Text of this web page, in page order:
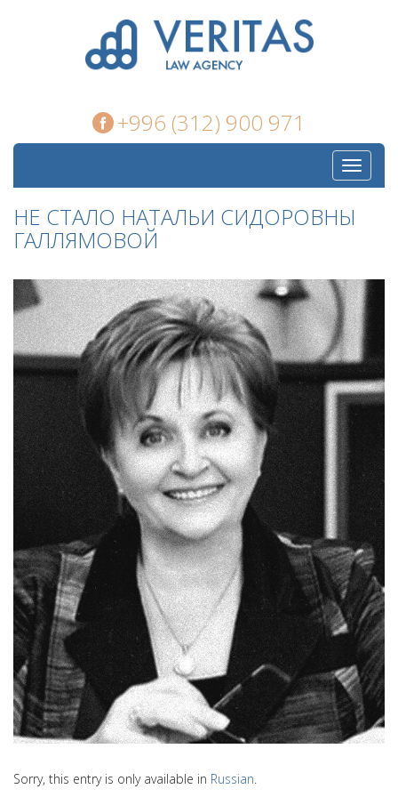
+996 (312) 900 971
Toggle
НЕ СТАЛО НАТАЛЬИ СИДОРОВНЫ
ГАЛЛЯМОВОЙ
Sorry, this entry is only available in Russian.